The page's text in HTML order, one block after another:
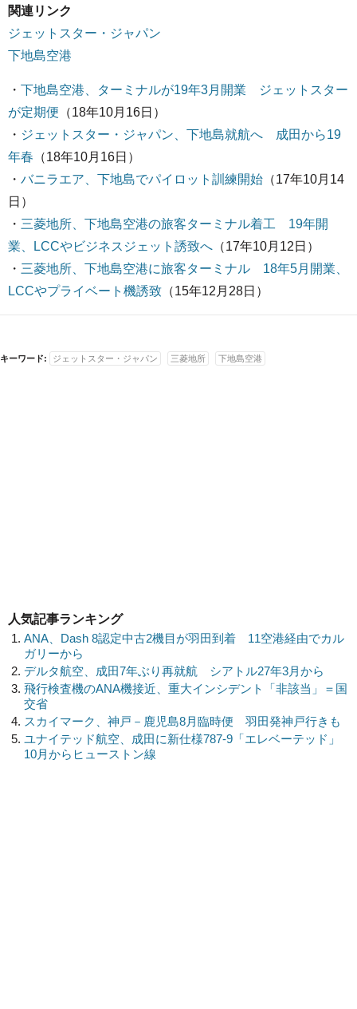
関連リンク
ジェットスター・ジャパン
下地島空港
・ 下地島空港、ターミナルが19年3月開業 ジェットスター
が定期便 （18年10月16日）
・ ジェットスター・ジャパン、下地島就航へ 成田から19
年春 （18年10月16日）
・ バニラエア、下地島でパイロット訓練開始 （17年10月14
日）
・ 三菱地所、下地島空港の旅客ターミナル着工 19年開
業、LCCやビジネスジェット誘致へ （17年10月12日）
・ 三菱地所、下地島空港に旅客ターミナル 18年5月開業、
LCCやプライベート機誘致 （15年12月28日）
キーワード: ジェットスター・ジャパン 三菱地所 下地島空港
人気記事ランキング
ANA、Dash 8認定中古2機目が羽田到着 11空港経由でカル
ガリーから
デルタ航空、成田7年ぶり再就航 シアトル27年3月から
飛行検査機のANA機接近、重大インシデント「非該当」＝国
交省
スカイマーク、神戸－鹿児島8月臨時便 羽田発神戸行きも
ユナイテッド航空、成田に新仕様787-9「エレベーテッド」
10月からヒューストン線